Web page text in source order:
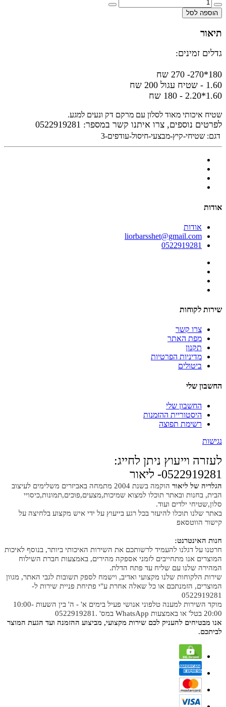
הוספה לסל
תיאור
גדלים זמינים:
180*270- 270 שח
1.60 - שטיח עגול 200 שח
1.60*2.20 - 180 שח
שטיח איכותי מאוד לסלון עם מרקם דק ונעים למגע.
לפרטים נוספים, צרו איתנו קשר במספר: 0522919281
דגם: שטיחי-קיץ-מבצעי-חיסול-עודפים-3
אודות
אודות
liorbarsshet@gmail.com
0522919281
שירות לקוחות
צרו קשר
מפת האתר
תקנון
מדיניות הפרטיות
ביטולים
החשבון שלי
החשבון שלי
היסטוריית ההזמנות
רשימת תפוצה
נגישות
לעזרה וייעוץ ניתן לחייג:
0522919281- ליאור
הגלריה של ליאור
הוקמה בשנת 2004 מתמחה באביזרים משלימים לעיצוב
הבית, בחנות ובאתר תוכלו למצוא שמיכות,מצעים,פוכים,תמונות,כיסויי
סלון,שטיחי ילדים ועוד.
באתר שלנו תוכלו להיעזר בכל רגע בייעוץ על ידי איש מקצוע בלחיצה על
קישור הווטסאפ
חנות האינטרנט:
חרטנו על דגלנו להעמיד לרשותכם את השירות האיכותי ביותר, בנוסף לאיכות
המוצרים אנו מתחייבים לזמני אספקה מהירים, באמצעות חברת השילוח
המהירה שלנו עם שליח עד פתח הדלת.
שירות הלקוחות שלנו מקצועי ואדיב, וישמח לספק תשובות לגבי האתר, מגוון
המוצרים, הזמנתכם או כל שאלה אחרת ע"י פתיחת פניית שירות ל-
0522919281
מוקד השירות למענה טלפוני אנושי פעיל בימים א' - ה' בין השעות 10:00-
20:00 בטל' או באמצעות WhatsApp במס' .0522919281
אנו מבטיחים להעניק לכם שירות מקצועי, מביצוע ההזמנה ועד הגעת המוצר
לביתכם.